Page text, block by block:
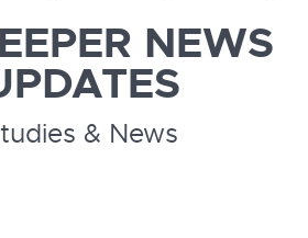
NEWS
& News